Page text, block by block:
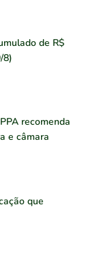
de R$
8)
recomenda
e câmara
que